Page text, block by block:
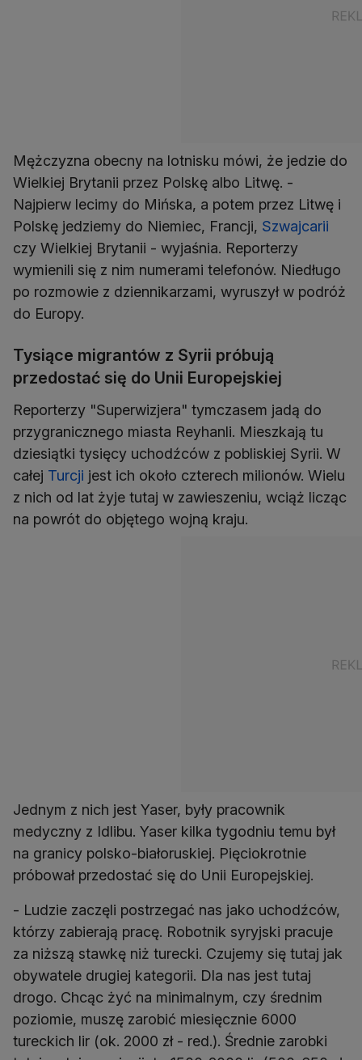
Mężczyzna obecny na lotnisku mówi, że jedzie do
Wielkiej Brytanii przez Polskę albo Litwę. -
Najpierw lecimy do Mińska, a potem przez Litwę i
Polskę jedziemy do Niemiec, Francji, Szwajcarii
czy Wielkiej Brytanii - wyjaśnia. Reporterzy
wymienili się z nim numerami telefonów. Niedługo
po rozmowie z dziennikarzami, wyruszył w podróż
do Europy.
Tysiące migrantów z Syrii próbują
przedostać się do Unii Europejskiej
Reporterzy "Superwizjera" tymczasem jadą do
przygranicznego miasta Reyhanli. Mieszkają tu
dziesiątki tysięcy uchodźców z pobliskiej Syrii. W
całej Turcji jest ich około czterech milionów. Wielu
z nich od lat żyje tutaj w zawieszeniu, wciąż licząc
na powrót do objętego wojną kraju.
Jednym z nich jest Yaser, były pracownik
medyczny z Idlibu. Yaser kilka tygodniu temu był
na granicy polsko-białoruskiej. Pięciokrotnie
próbował przedostać się do Unii Europejskiej.
- Ludzie zaczęli postrzegać nas jako uchodźców,
którzy zabierają pracę. Robotnik syryjski pracuje
za niższą stawkę niż turecki. Czujemy się tutaj jak
obywatele drugiej kategorii. Dla nas jest tutaj
drogo. Chcąc żyć na minimalnym, czy średnim
poziomie, muszę zarobić miesięcznie 6000
tureckich lir (ok. 2000 zł - red.). Średnie zarobki